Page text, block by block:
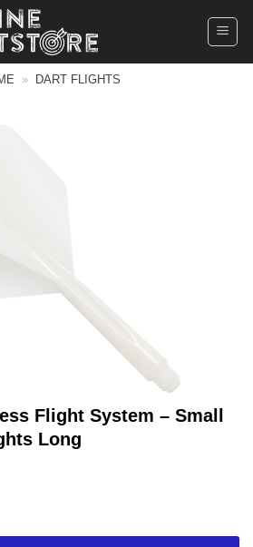
» DART FLIGHTS
Flight System – Small
Long